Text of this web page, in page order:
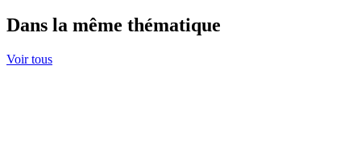
Dans la même thématique
Voir tous